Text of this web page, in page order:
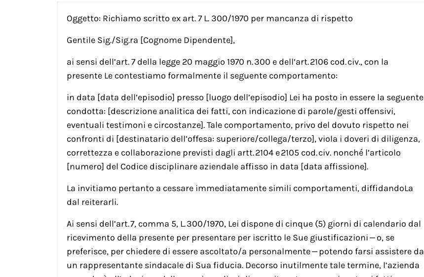
Oggetto: Richiamo scritto ex art. 7 L. 300/1970 per mancanza di rispetto
Gentile Sig./Sig.ra [Cognome Dipendente],
ai sensi dell’art. 7 della legge 20 maggio 1970 n. 300 e dell’art. 2106 cod. civ., con la
presente Le contestiamo formalmente il seguente comportamento:
in data [data dell’episodio] presso [luogo dell’episodio] Lei ha posto in essere la seguente
condotta: [descrizione analitica dei fatti, con indicazione di parole/gesti offensivi,
eventuali testimoni e circostanze]. Tale comportamento, privo del dovuto rispetto nei
confronti di [destinatario dell’offesa: superiore/collega/terzo], viola i doveri di diligenza,
correttezza e collaborazione previsti dagli artt. 2104 e 2105 cod. civ. nonché l’articolo
[numero] del Codice disciplinare aziendale affisso in data [data affissione].
La invitiamo pertanto a cessare immediatamente simili comportamenti, diffidandoLa
dal reiterarli.
Ai sensi dell’art. 7, comma 5, L. 300/1970, Lei dispone di cinque (5) giorni di calendario dal
ricevimento della presente per presentare per iscritto le Sue giustificazioni — o, se
preferisce, per chiedere di essere ascoltato/a personalmente — potendo farsi assistere da
un rappresentante sindacale di Sua fiducia. Decorso inutilmente tale termine, l’azienda